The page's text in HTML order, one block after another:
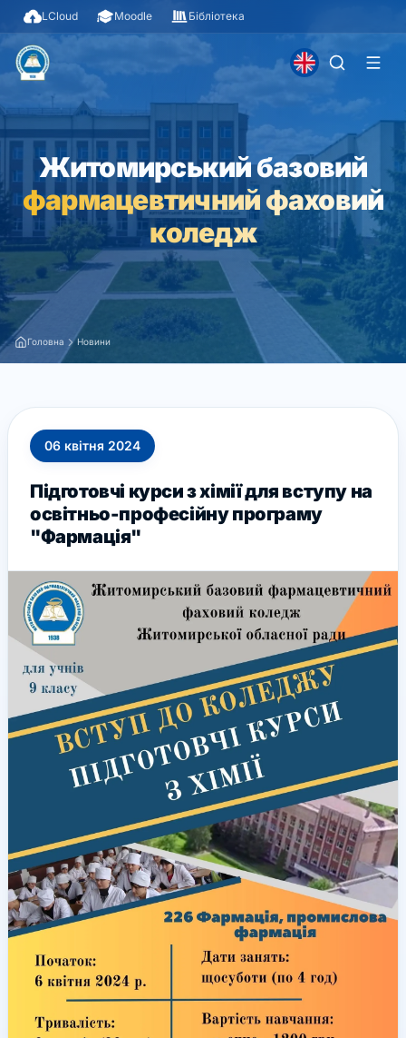
LCloud Moodle Бібліотека
Житомирський базовий
фармацевтичний фаховий
коледж
Головна Новини
06 квітня 2024
Підготовчі курси з хімії для вступу на
освітньо-професійну програму
"Фармація"